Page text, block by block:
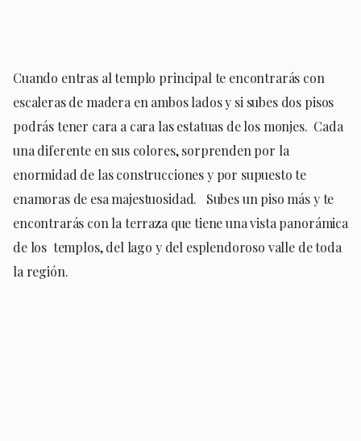
Cuando entras al templo principal te encontrarás con
escaleras de madera en ambos lados y si subes dos pisos
podrás tener cara a cara las estatuas de los monjes. Cada
una diferente en sus colores, sorprenden por la
enormidad de las construcciones y por supuesto te
enamoras de esa majestuosidad.
Subes un piso más y te
encontrarás con la terraza que tiene una vista panorámica
de los templos, del lago y del esplendoroso valle de toda
la región.